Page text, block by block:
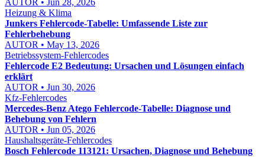
AUTOR • Jun 28, 2026
Heizung & Klima
Junkers Fehlercode-Tabelle: Umfassende Liste zur
Fehlerbehebung
AUTOR • May 13, 2026
Betriebssystem-Fehlercodes
Fehlercode E2 Bedeutung: Ursachen und Lösungen einfach
erklärt
AUTOR • Jun 30, 2026
Kfz-Fehlercodes
Mercedes-Benz Atego Fehlercode-Tabelle: Diagnose und
Behebung von Fehlern
AUTOR • Jun 05, 2026
Haushaltsgeräte-Fehlercodes
Bosch Fehlercode 113121: Ursachen, Diagnose und Behebung